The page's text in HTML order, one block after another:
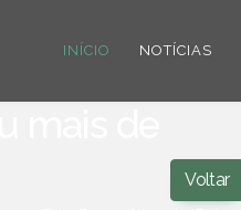
INÍCIO NOTÍCIAS
Voltar